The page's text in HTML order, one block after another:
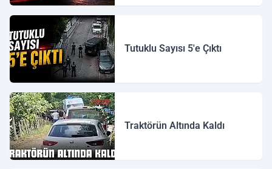
Tutuklu Sayısı 5'e Çıktı
Traktörün Altında Kaldı